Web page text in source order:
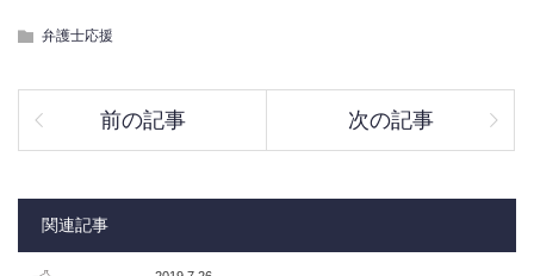
弁護士応援
前の記事 次の記事
関連記事